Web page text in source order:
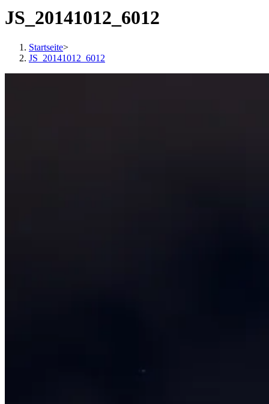
JS_20141012_6012
Startseite>
JS_20141012_6012